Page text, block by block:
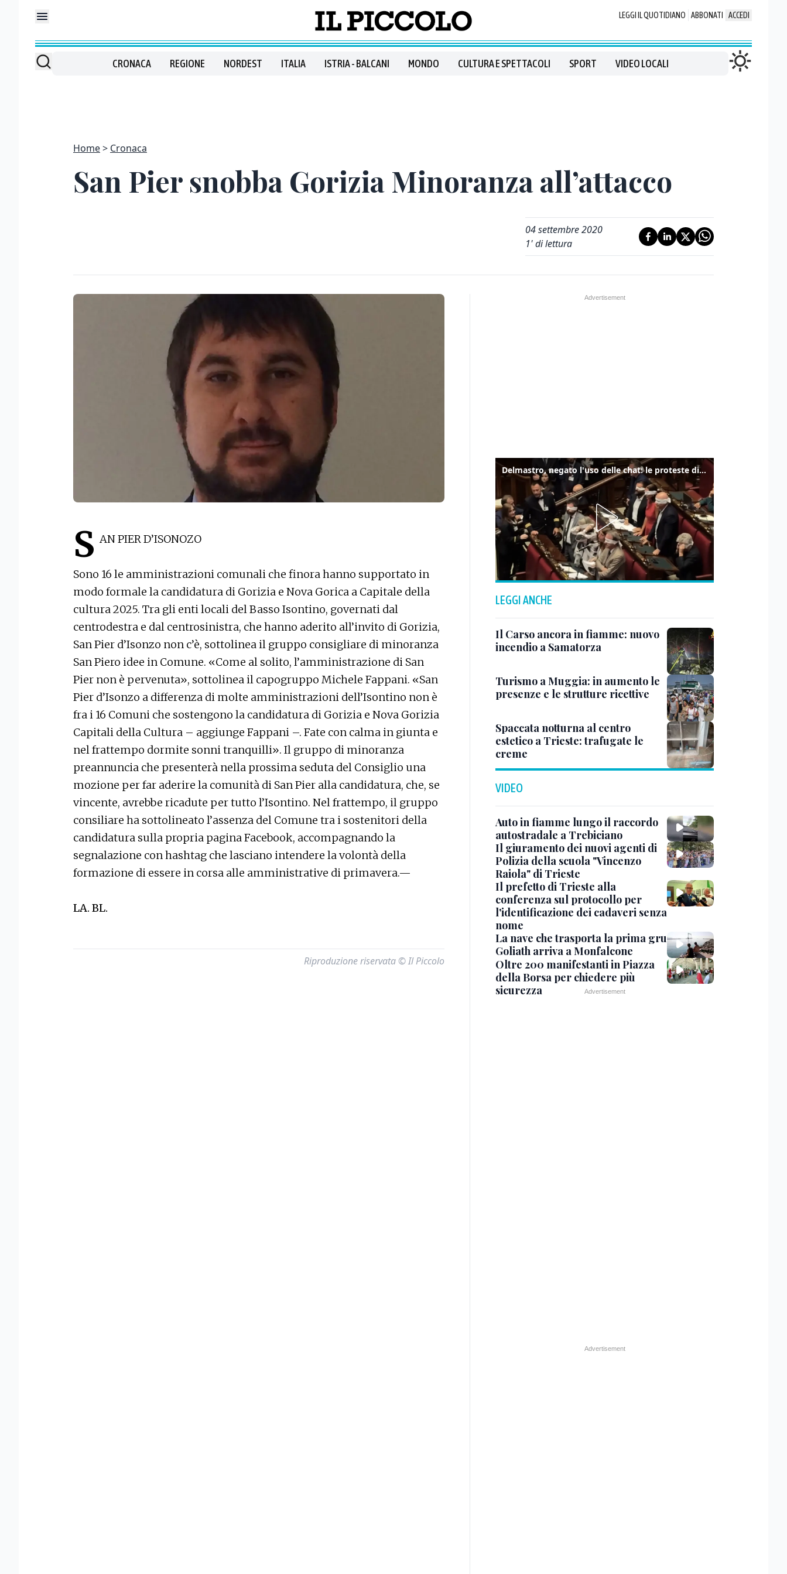
LEGGI IL QUOTIDIANO ABBONATI ACCEDI
CRONACA REGIONE NORDEST ITALIA ISTRIA - BALCANI MONDO CULTURA E SPETTACOLI SPORT VIDEO LOCALI
Home Cronaca
San Pier snobba Gorizia Minoranza all’attacco
04 settembre 2020
1' di lettura
S AN PIER D’ISONOZO
Sono 16 le amministrazioni comunali che finora hanno supportato in
modo formale la candidatura di Gorizia e Nova Gorica a Capitale della
cultura 2025. Tra gli enti locali del Basso Isontino, governati dal
centrodestra e dal centrosinistra, che hanno aderito all’invito di Gorizia,
San Pier d’Isonzo non c’è, sottolinea il gruppo consigliare di minoranza
San Piero idee in Comune. «Come al solito, l’amministrazione di San
Pier non è pervenuta», sottolinea il capogruppo Michele Fappani. «San
Pier d’Isonzo a differenza di molte amministrazioni dell’Isontino non è
fra i 16 Comuni che sostengono la candidatura di Gorizia e Nova Gorizia
Capitali della Cultura – aggiunge Fappani –. Fate con calma in giunta e
nel frattempo dormite sonni tranquilli». Il gruppo di minoranza
preannuncia che presenterà nella prossima seduta del Consiglio una
mozione per far aderire la comunità di San Pier alla candidatura, che, se
vincente, avrebbe ricadute per tutto l’Isontino. Nel frattempo, il gruppo
consiliare ha sottolineato l’assenza del Comune tra i sostenitori della
candidatura sulla propria pagina Facebook, accompagnando la
segnalazione con hashtag che lasciano intendere la volontà della
formazione di essere in corsa alle amministrative di primavera.—
LA. BL.
Riproduzione riservata © Il Piccolo
Delmastro, negato l'uso delle chat: le proteste di Avs e M5s
LEGGI ANCHE
Il Carso ancora in fiamme: nuovo
incendio a Samatorza
Turismo a Muggia: in aumento le
presenze e le strutture ricettive
Spaccata notturna al centro
estetico a Trieste: trafugate le
creme
VIDEO
Auto in fiamme lungo il raccordo
autostradale a Trebiciano
Il giuramento dei nuovi agenti di
Polizia della scuola "Vincenzo
Raiola" di Trieste
Il prefetto di Trieste alla
conferenza sul protocollo per
l'identificazione dei cadaveri senza
nome
La nave che trasporta la prima gru
Goliath arriva a Monfalcone
Oltre 200 manifestanti in Piazza
della Borsa per chiedere più
sicurezza